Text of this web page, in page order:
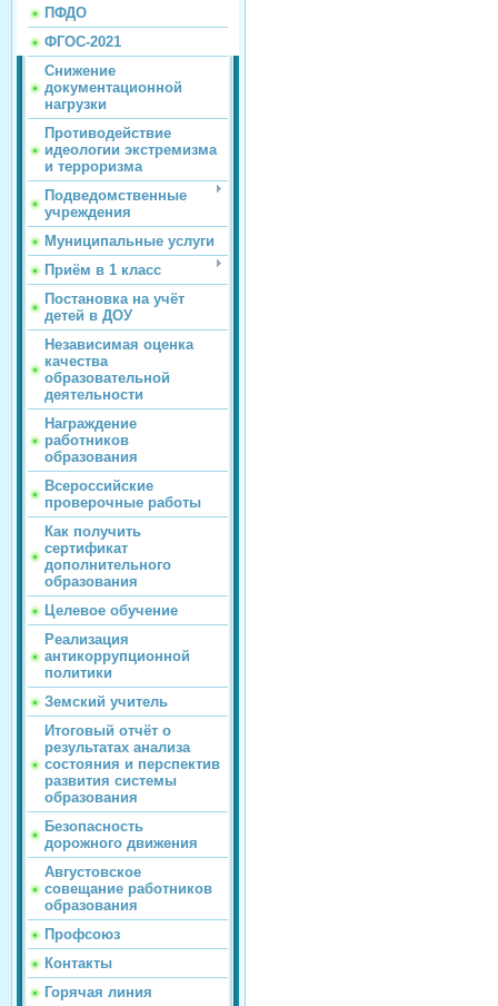
ПФДО
ФГОС-2021
Снижение
документационной
нагрузки
Противодействие
идеологии экстремизма
и терроризма
Подведомственные
учреждения
Муниципальные услуги
Приём в 1 класс
Постановка на учёт
детей в ДОУ
Независимая оценка
качества
образовательной
деятельности
Награждение
работников
образования
Всероссийские
проверочные работы
Как получить
сертификат
дополнительного
образования
Целевое обучение
Реализация
антикоррупционной
политики
Земский учитель
Итоговый отчёт о
результатах анализа
состояния и перспектив
развития системы
образования
Безопасность
дорожного движения
Августовское
совещание работников
образования
Профсоюз
Контакты
Горячая линия